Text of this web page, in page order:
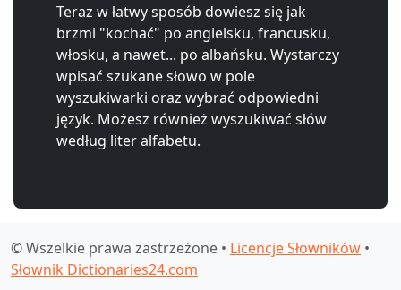
Teraz w łatwy sposób dowiesz się jak
brzmi "kochać" po angielsku, francusku,
włosku, a nawet... po albańsku. Wystarczy
wpisać szukane słowo w pole
wyszukiwarki oraz wybrać odpowiedni
język. Możesz również wyszukiwać słów
według liter alfabetu.
© Wszelkie prawa zastrzeżone • Licencje Słowników •
Słownik Dictionaries24.com